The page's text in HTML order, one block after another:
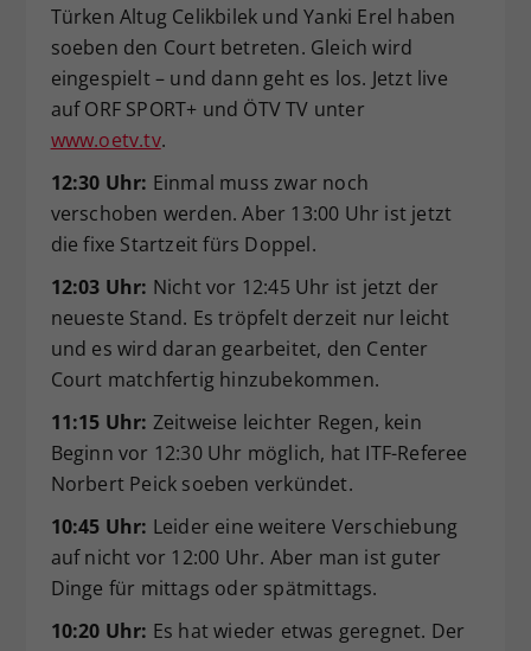
Türken Altug Celikbilek und Yanki Erel haben
soeben den Court betreten. Gleich wird
eingespielt – und dann geht es los. Jetzt live
auf ORF SPORT+ und ÖTV TV unter
www.oetv.tv.
12:30 Uhr: Einmal muss zwar noch
verschoben werden. Aber 13:00 Uhr ist jetzt
die fixe Startzeit fürs Doppel.
12:03 Uhr: Nicht vor 12:45 Uhr ist jetzt der
neueste Stand. Es tröpfelt derzeit nur leicht
und es wird daran gearbeitet, den Center
Court matchfertig hinzubekommen.
11:15 Uhr: Zeitweise leichter Regen, kein
Beginn vor 12:30 Uhr möglich, hat ITF-Referee
Norbert Peick soeben verkündet.
10:45 Uhr: Leider eine weitere Verschiebung
auf nicht vor 12:00 Uhr. Aber man ist guter
Dinge für mittags oder spätmittags.
10:20 Uhr: Es hat wieder etwas geregnet. Der